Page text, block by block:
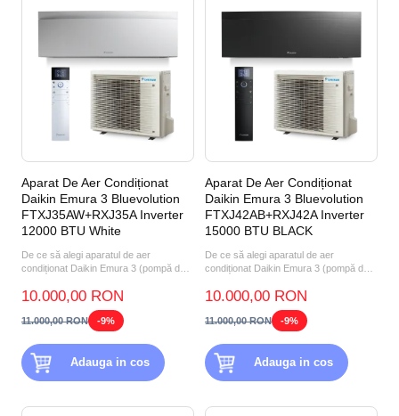
Aparat De Aer Condiționat
Daikin Emura 3 Bluevolution
FTXJ35AW+RXJ35A Inverter
12000 BTU White
De ce să alegi aparatul de aer
condiționat Daikin Emura 3 (pompă de
10.000,00 RON
11.000,00 RON -9%
Adauga in cos
Aparat De Aer Condiționat
Daikin Emura 3 Bluevolution
FTXJ42AB+RXJ42A Inverter
15000 BTU BLACK
De ce să alegi aparatul de aer
condiționat Daikin Emura 3 (pompă de
10.000,00 RON
11.000,00 RON -9%
Adauga in cos